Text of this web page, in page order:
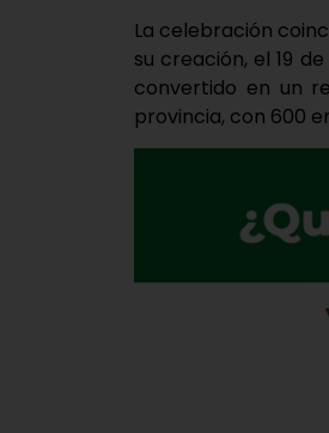
La celebración
su creación, el 19
convertido en un
provincia, con 600